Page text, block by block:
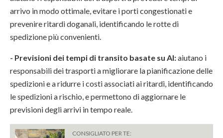
arrivo in modo ottimale, evitare i porti congestionati e
prevenire ritardi doganali, identificando le rotte di
spedizione più convenienti.
- Previsioni dei tempi di transito basate su AI:aiutano i
responsabili dei trasporti a migliorare la pianificazione delle
spedizioni e a ridurre i costi associati ai ritardi, identificando
le spedizioni a rischio, e permettono di aggiornare le
previsioni degli arrivi in tempo reale.
CONSIGLIATO PER TE: